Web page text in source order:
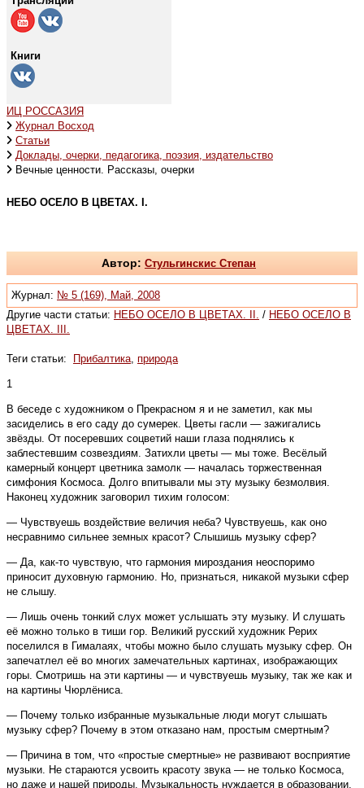
Книги
ИЦ РОССАЗИЯ
Журнал Восход
Статьи
Доклады, очерки, педагогика, поэзия, издательство
Вечные ценности. Рассказы, очерки
НЕБО ОСЕЛО В ЦВЕТАХ. I.
Автор: Стульгинскиc Степан
Журнал: № 5 (169), Май, 2008
Другие части статьи: НЕБО ОСЕЛО В ЦВЕТАХ. II. / НЕБО ОСЕЛО В
ЦВЕТАХ. III.
Теги статьи: Прибалтика природа
1
В беседе с художником о Прекрасном я и не заметил, как мы
засиделись в его саду до сумерек. Цветы гасли — зажигались
звёзды. От посеревших соцветий наши глаза поднялись к
заблестевшим созвездиям. Затихли цветы — мы тоже. Весёлый
камерный концерт цветника замолк — началась торжественная
симфония Космоса. Долго впитывали мы эту музыку безмолвия.
Наконец художник заговорил тихим голосом:
— Чувствуешь воздействие величия неба? Чувствуешь, как оно
несравнимо сильнее земных красот? Слышишь музыку сфер?
— Да, как-то чувствую, что гармония мироздания неоспоримо
приносит духовную гармонию. Но, признаться, никакой музыки сфер
не слышу.
— Лишь очень тонкий слух может услышать эту музыку. И слушать
её можно только в тиши гор. Великий русский художник Рерих
поселился в Гималаях, чтобы можно было слушать музыку сфер. Он
запечатлел её во многих замечательных картинах, изображающих
горы. Смотришь на эти картины — и чувствуешь музыку, так же как и
на картины Чюрлёниса.
— Почему только избранные музыкальные люди могут слышать
музыку сфер? Почему в этом отказано нам, простым смертным?
— Причина в том, что «простые смертные» не развивают восприятие
музыки. Не стараются усвоить красоту звука — не только Космоса,
но даже и нашей природы. Музыкальность нуждается в образовании.